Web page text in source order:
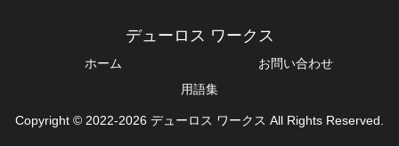
デューロス ワークス
ホーム
お問い合わせ
用語集
Copyright © 2022-2026 デューロス ワークス All Rights Reserved.